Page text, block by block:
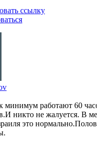
ссылку
минимум работают 60
никто не жалуется. В
это